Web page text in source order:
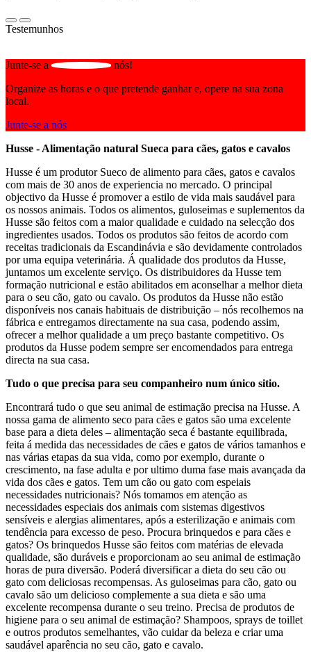
Testemunhos
Junte-se a
nós!
Organize as horas e o que pretende ganhar e, opere na sua zona
local.
Junte-se a nós
Husse - Alimentação natural Sueca para cães, gatos e cavalos
Husse é um produtor Sueco de alimento para cães, gatos e cavalos
com mais de 30 anos de experiencia no mercado. O principal
objectivo da Husse é promover a estilo de vida mais saudável para
os nossos animais. Todos os alimentos, guloseimas e suplementos da
Husse são feitos com a maior qualidade e cuidado na selecção dos
ingredientes usados. Todos os produtos são feitos de acordo com
receitas tradicionais da Escandinávia e são devidamente controlados
por uma equipa veterinária. Á qualidade dos produtos da Husse,
juntamos um excelente serviço. Os distribuidores da Husse tem
formação nutricional e estão abilitados em aconselhar a melhor dieta
para o seu cão, gato ou cavalo. Os produtos da Husse não estão
disponíveis nos canais habituais de distribuição – nós recolhemos na
fábrica e entregamos directamente na sua casa, podendo assim,
ofrecer a melhor qualidade a um preço bastante competitivo. Os
produtos da Husse podem sempre ser encomendados para entrega
directa na sua casa.
Tudo o que precisa para seu companheiro num único sitio.
Encontrará tudo o que seu animal de estimação precisa na Husse. A
nossa gama de alimento seco para cães e gatos são uma excelente
base para a dieta deles – alimentação seca é bastante equilibrada,
feita á medida das necessidades de cães e gatos de vários tamanhos e
nas várias etapas da sua vida, como por exemplo, durante o
crescimento, na fase adulta e por ultimo duma fase mais avançada da
vida dos cães e gatos. Tem um cão ou gato com espeiais
necessidades nutricionais? Nós tomamos em atenção as
necessidades especiais dos animais com sistemas digestivos
sensíveis e alergias alimentares, após a esterilização e animais com
tendência para excesso de peso. Procura brinquedos e para cães e
gatos? Os brinquedos Husse são feitos com matérias de elevada
qualidade, são duráveis e proporcionam ao seu animal de estimação
horas de pura diversão. Poderá diversificar a dieta do seu cão ou
gato com deliciosas recompensas. As guloseimas para cão, gato ou
cavalo são um delicioso complemente a sua dieta e são uma
excelente recompensa durante o seu treino. Precisa de produtos de
higiene para o seu animal de estimação? Shampoos, sprays de toillet
e outros produtos semelhantes, vão cuidar da beleza e criar uma
saudável aparência no seu cão, gato e cavalo.